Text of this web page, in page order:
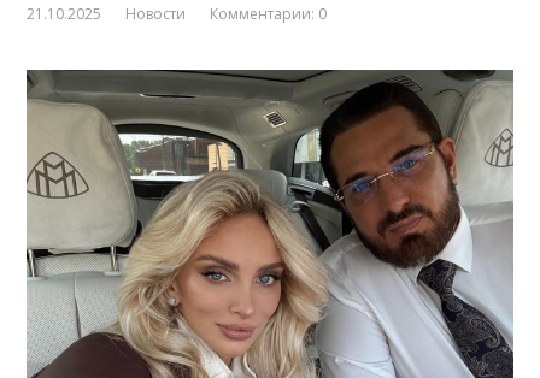
21.10.2025 Новости Комментарии: 0